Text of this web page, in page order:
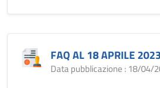
FAQ AL 18 APRILE
Data pubblicazione : 18/04/